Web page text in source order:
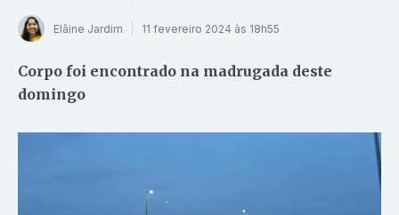
Elâine Jardim 11 fevereiro 2024 às 18h55
Corpo foi encontrado na madrugada deste
domingo